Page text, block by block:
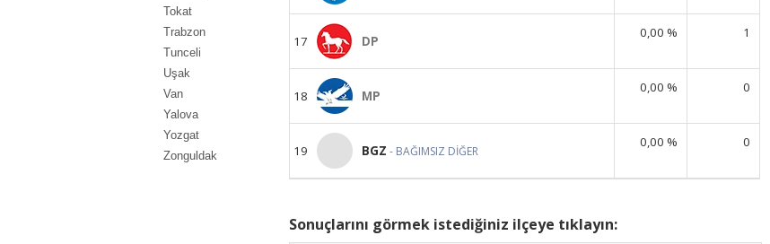
Tokat
Trabzon
Tunceli
Uşak
Van
Yalova
Yozgat
Zonguldak
17 DP
0,00 % 1
18 MP
0,00 % 0
19 BGZ - BAĞIMSIZ DİĞER
0,00 % 0
Sonuçlarını görmek istediğiniz ilçeye tıklayın: